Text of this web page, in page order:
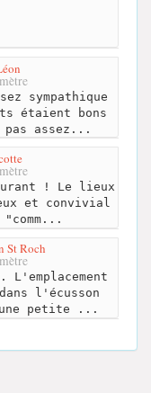
sympathique
étaient bons
assez...
! Le lieux
et convivial
St Roch
l'écusson
petite ...